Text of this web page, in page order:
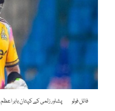
فائل فوٹو پشاور زلمی کے کپتان بابر اعظم